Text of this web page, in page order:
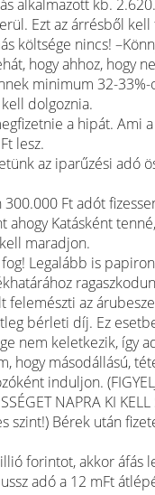
alkalmazott kb.
Ezt az árrésből
költsége nincs!
hogy ahhoz, hogy
minimum 32-33%-
dolgoznia.
a hipát. Ami
lesz.
az iparűzési adó
300.000 Ft adót
ahogy Katásként
maradjon.
Legalább is
felemészti az
bérleti díj. Ez
nem keletkezik, így
hogy másodállású,
induljon.
NAPRA KI
szint!) Bérek után
forintot, akkor áfás
adó a 12 mFt